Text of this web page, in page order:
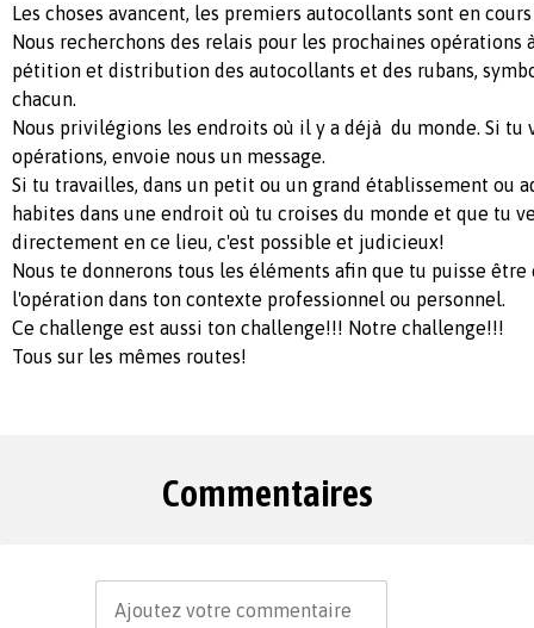
Les choses avancent, les premiers autocollants sont en
Nous recherchons des relais pour les prochaines opérations
pétition et distribution des autocollants et des rubans,
chacun.
Nous privilégions les endroits où il y a déjà du monde. Si tu
opérations, envoie nous un message.
Si tu travailles, dans un petit ou un grand établissement ou
habites dans une endroit où tu croises du monde et que tu
directement en ce lieu, c'est possible et judicieux!
Nous te donnerons tous les éléments afin que tu puisse
l'opération dans ton contexte professionnel ou personnel.
Ce challenge est aussi ton challenge!!! Notre challenge!!!
Tous sur les mêmes routes!
Commentaires